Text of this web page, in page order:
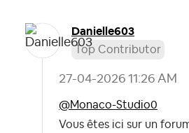
Danielle603
Top Contributor
‎27-04-2026 11:26 AM
@Monaco-Studio0
Vous êtes ici sur un